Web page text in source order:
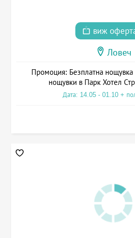
виж
Ловеч
Промоция: Безплатна нощувка
нощувки в Парк Хотел
Дата: 14.05 - 01.10 +